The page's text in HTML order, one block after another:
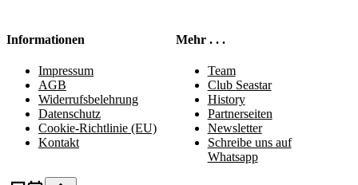
Informationen
Impressum
AGB
Widerrufsbelehrung
Datenschutz
Cookie-Richtlinie (EU)
Kontakt
Mehr . . .
Team
Club Seastar
History
Partnerseiten
Newsletter
Schreibe uns auf
Whatsapp